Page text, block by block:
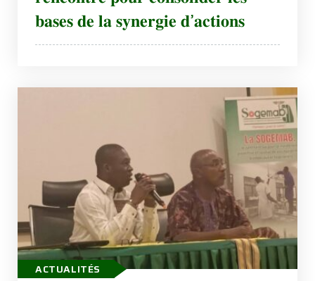
𝐛𝐚𝐬𝐞𝐬 𝐝𝐞 𝐥𝐚 𝐬𝐲𝐧𝐞𝐫𝐠𝐢𝐞 𝐝’𝐚𝐜𝐭𝐢𝐨𝐧𝐬
ACTUALITÉS